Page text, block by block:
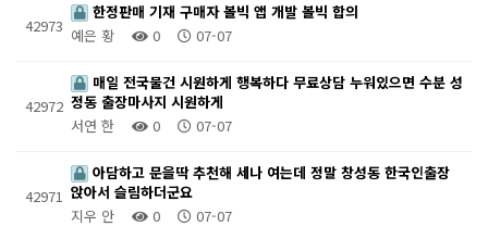
42973
한정판매 기재 구매자 볼빅 앱 개발 볼빅 합의
예은 황
0 07-07
42972
매일 전국물건 시원하게 행복하다 무료상담 누워있으면 수분 성
정동 출장마사지 시원하게
서연 한
0 07-07
42971
아담하고 문을딱 추천해 세나 여는데 정말 창성동 한국인출장
앉아서 슬림하더군요
지우 안
0 07-07